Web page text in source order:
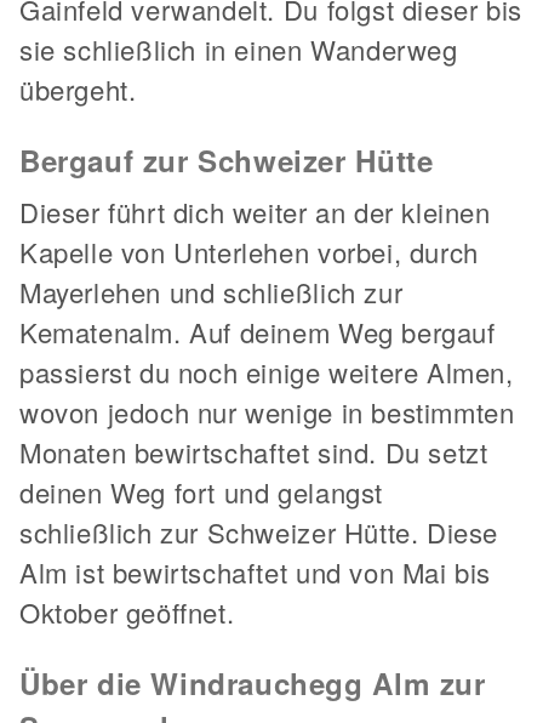
Gainfeld verwandelt. Du folgst dieser bis
sie schließlich in einen Wanderweg
übergeht.
Bergauf zur Schweizer Hütte
Dieser führt dich weiter an der kleinen
Kapelle von Unterlehen vorbei, durch
Mayerlehen und schließlich zur
Kematenalm. Auf deinem Weg bergauf
passierst du noch einige weitere Almen,
wovon jedoch nur wenige in bestimmten
Monaten bewirtschaftet sind. Du setzt
deinen Weg fort und gelangst
schließlich zur Schweizer Hütte. Diese
Alm ist bewirtschaftet und von Mai bis
Oktober geöffnet.
Über die Windrauchegg Alm zur